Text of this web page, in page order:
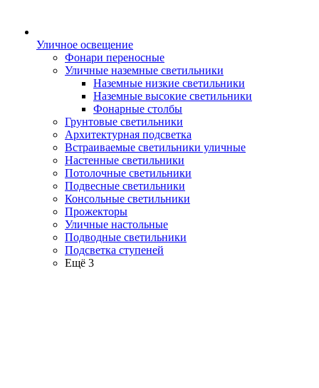
Уличное освещение
Фонари переносные
Уличные наземные светильники
Наземные низкие светильники
Наземные высокие светильники
Фонарные столбы
Грунтовые светильники
Архитектурная подсветка
Встраиваемые светильники уличные
Настенные светильники
Потолочные светильники
Подвесные светильники
Консольные светильники
Прожекторы
Уличные настольные
Подводные светильники
Подсветка ступеней
Ещё 3